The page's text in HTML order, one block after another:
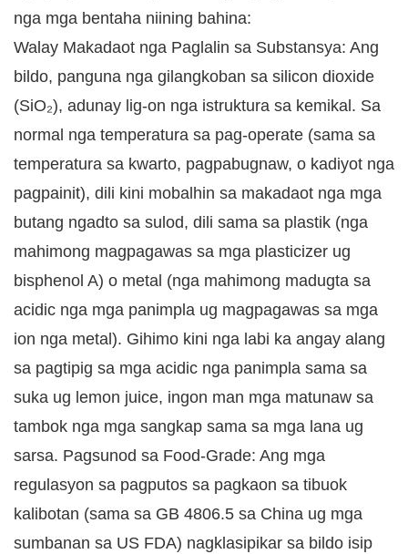
nga mga bentaha niining bahina:
Walay Makadaot nga Paglalin sa Substansya: Ang
bildo, panguna nga gilangkoban sa silicon dioxide
(SiO₂), adunay lig-on nga istruktura sa kemikal. Sa
normal nga temperatura sa pag-operate (sama sa
temperatura sa kwarto, pagpabugnaw, o kadiyot nga
pagpainit), dili kini mobalhin sa makadaot nga mga
butang ngadto sa sulod, dili sama sa plastik (nga
mahimong magpagawas sa mga plasticizer ug
bisphenol A) o metal (nga mahimong madugta sa
acidic nga mga panimpla ug magpagawas sa mga
ion nga metal). Gihimo kini nga labi ka angay alang
sa pagtipig sa mga acidic nga panimpla sama sa
suka ug lemon juice, ingon man mga matunaw sa
tambok nga mga sangkap sama sa mga lana ug
sarsa. Pagsunod sa Food-Grade: Ang mga
regulasyon sa pagputos sa pagkaon sa tibuok
kalibotan (sama sa GB 4806.5 sa China ug mga
sumbanan sa US FDA) nagklasipikar sa bildo isip